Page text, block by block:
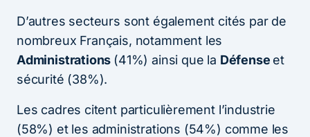
D’autres secteurs sont également cités par de
nombreux Français, notamment les
Administrations (41%) ainsi que la Défense et
sécurité (38%).
Les cadres citent particulièrement l’industrie
(58%) et les administrations (54%) comme les